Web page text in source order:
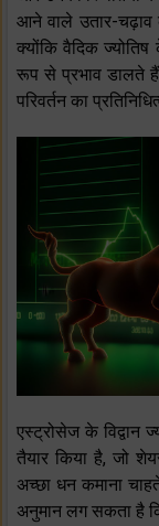
आने वाले उतार-चढ़ाव
क्योंकि वैदिक
रूप से प्रभाव डालते हैं
परिवर्तन का
एस्ट्रोसेज के विद्वान
तैयार किया है, जो
अच्छा धन कमाना
अनुमान लग सकता है